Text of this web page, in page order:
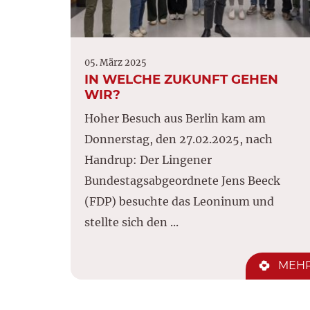
05. März 2025
IN WELCHE ZUKUNFT GEHEN
WIR?
Hoher Besuch aus Berlin kam am
Donnerstag, den 27.02.2025, nach
Handrup: Der Lingener
Bundestagsabgeordnete Jens Beeck
(FDP) besuchte das Leoninum und
stellte sich den ...